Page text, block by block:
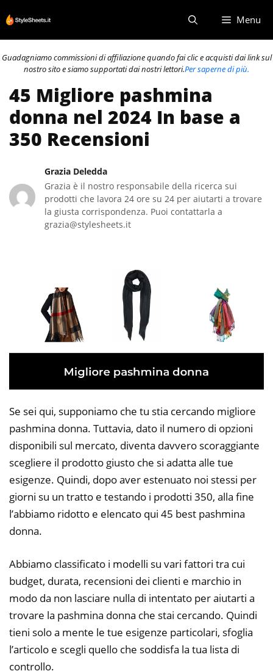
al
contenuto
Menu
Guadagniamo commissioni di affiliazione quando fai clic e acquisti dai link sul
nostro sito e siamo supportati dai nostri lettori.Per saperne di più.
45 Migliore pashmina
donna nel 2024 In base a
350 Recensioni
Grazia Deledda
Grazia è il nostro responsabile della ricerca sui
prodotti che lavora 24 ore su 24 per aiutarti a trovare
la giusta corrispondenza. Puoi contattarla a
grazia@stylesheets.it
Se sei qui, supponiamo che tu stia cercando migliore
pashmina donna. Tuttavia, dato il numero di opzioni
disponibili sul mercato, diventa davvero scoraggiante
scegliere il prodotto giusto che si adatta alle tue
esigenze. Quindi, dopo aver estenuato noi stessi per
giorni su un tratto e testando i prodotti 350, alla fine
l’abbiamo ridotto e elencato qui 45 best pashmina
donna.
Abbiamo classificato i modelli su vari fattori tra cui
budget, durata, recensioni dei clienti e marchio in
modo da non lasciare nulla di intentato per aiutarti a
trovare la pashmina donna che stai cercando. Quindi
tieni solo a mente le tue esigenze particolari, sfoglia
l’articolo e scegli quello che soddisfa la tua lista di
controllo.